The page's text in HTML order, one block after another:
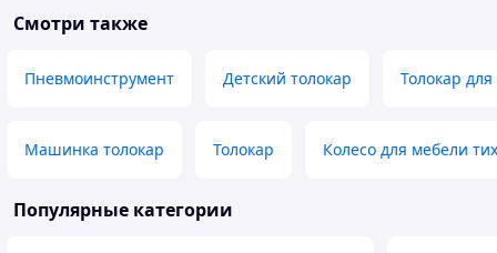
Смотри также
Пневмоинструмент Детский толокар Толокар
Машинка толокар Толокар Колесо для мебели
Популярные категории